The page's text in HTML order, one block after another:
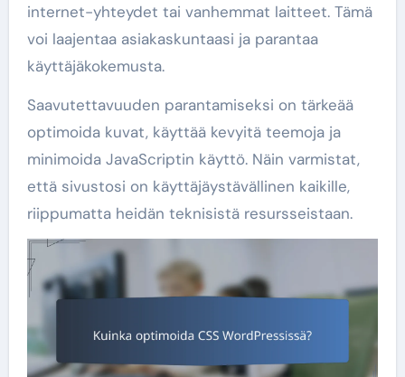
internet-yhteydet tai vanhemmat laitteet. Tämä
voi laajentaa asiakaskuntaasi ja parantaa
käyttäjäkokemusta.
Saavutettavuuden parantamiseksi on tärkeää
optimoida kuvat, käyttää kevyitä teemoja ja
minimoida JavaScriptin käyttö. Näin varmistat,
että sivustosi on käyttäjäystävällinen kaikille,
riippumatta heidän teknisistä resursseistaan.